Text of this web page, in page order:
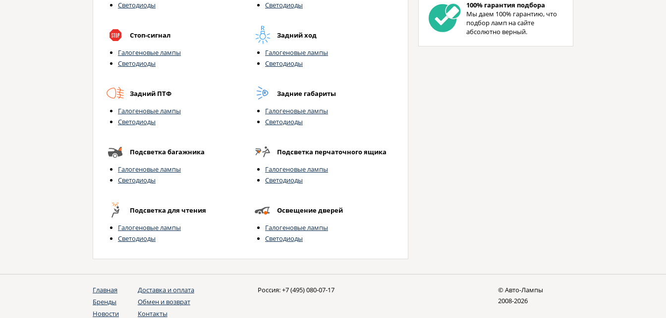
Светодиоды
Светодиоды
Стоп-сигнал
Галогеновые лампы
Светодиоды
Задний ход
Галогеновые лампы
Светодиоды
Задний ПТФ
Галогеновые лампы
Светодиоды
Задние габариты
Галогеновые лампы
Светодиоды
Подсветка багажника
Галогеновые лампы
Светодиоды
Подсветка перчаточного ящика
Галогеновые лампы
Светодиоды
Подсветка для чтения
Галогеновые лампы
Светодиоды
Освещение дверей
Галогеновые лампы
Светодиоды
100% гарантия подбора
Мы даем 100% гарантию, что
подбор ламп на сайте
абсолютно верный.
Главная
Бренды
Новости
Доставка и оплата
Обмен и возврат
Контакты
Россия:+7 (495) 080-07-17
© Авто-Лампы
2008-2026